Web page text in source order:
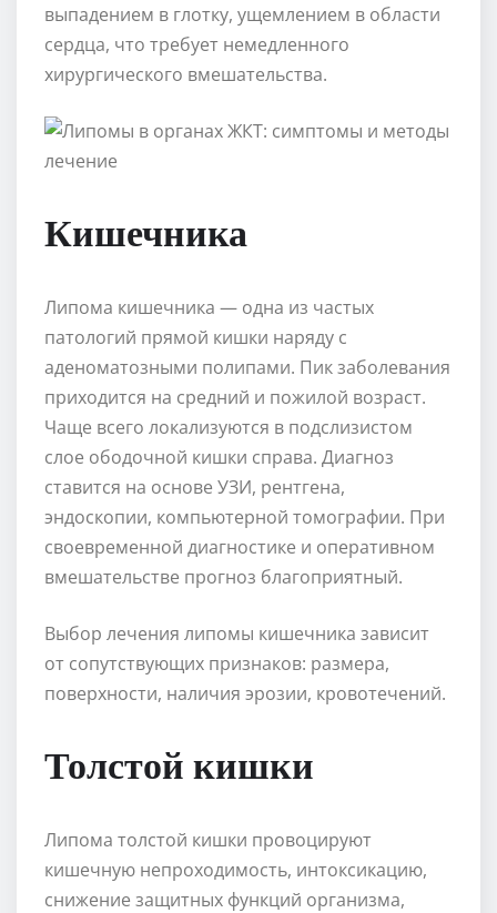
выпадением в глотку, ущемлением в области
сердца, что требует немедленного
хирургического вмешательства.
Кишечника
Липома кишечника — одна из частых
патологий прямой кишки наряду с
аденоматозными полипами. Пик заболевания
приходится на средний и пожилой возраст.
Чаще всего локализуются в подслизистом
слое ободочной кишки справа. Диагноз
ставится на основе УЗИ, рентгена,
эндоскопии, компьютерной томографии. При
своевременной диагностике и оперативном
вмешательстве прогноз благоприятный.
Выбор лечения липомы кишечника зависит
от сопутствующих признаков: размера,
поверхности, наличия эрозии, кровотечений.
Толстой кишки
Липома толстой кишки провоцируют
кишечную непроходимость, интоксикацию,
снижение защитных функций организма,